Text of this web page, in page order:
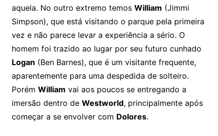
aquela. No outro extremo temos William (Jimmi
Simpson), que está visitando o parque pela primeira
vez e não parece levar a experiência a sério. O
homem foi trazido ao lugar por seu futuro cunhado
Logan (Ben Barnes), que é um visitante frequente,
aparentemente para uma despedida de solteiro.
Porém William vai aos poucos se entregando a
imersão dentro de Westworld, principalmente após
começar a se envolver com Dolores.